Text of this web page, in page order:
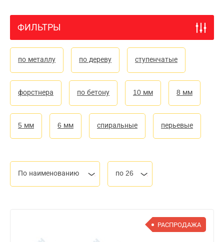
ФИЛЬТРЫ
по металлу по дереву ступенчатые
форстнера по бетону 10 мм 8 мм
5 мм 6 мм спиральные перьевые
По наименованию по 26
РАСПРОДАЖА